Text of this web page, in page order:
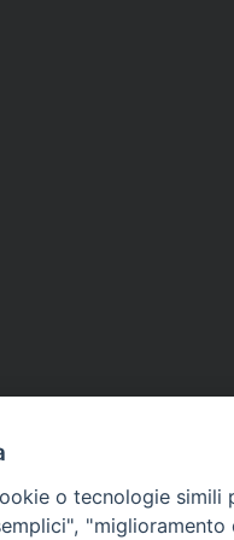
o tecnologie simili